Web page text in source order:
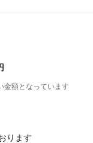
金額となっています
ります